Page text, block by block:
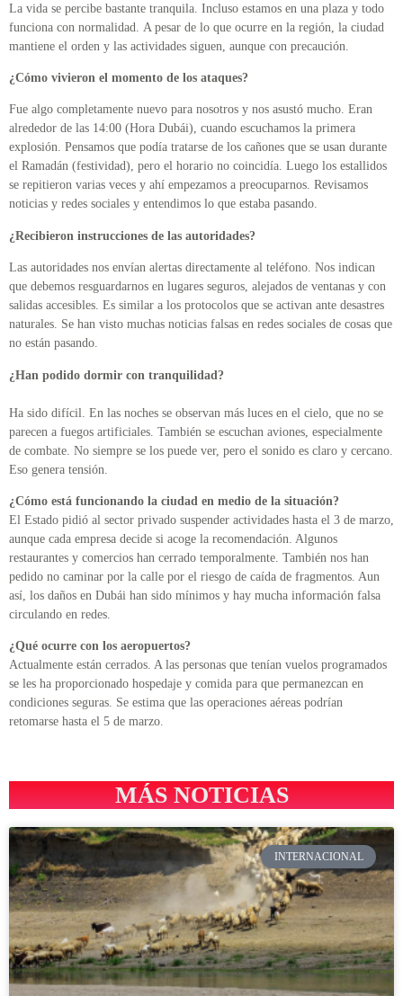
La vida se percibe bastante tranquila. Incluso estamos en una plaza y todo
funciona con normalidad. A pesar de lo que ocurre en la región, la ciudad
mantiene el orden y las actividades siguen, aunque con precaución.
¿Cómo vivieron el momento de los ataques?
Fue algo completamente nuevo para nosotros y nos asustó mucho. Eran
alrededor de las 14:00 (Hora Dubái), cuando escuchamos la primera
explosión. Pensamos que podía tratarse de los cañones que se usan durante
el Ramadán (festividad), pero el horario no coincidía. Luego los estallidos
se repitieron varias veces y ahí empezamos a preocuparnos. Revisamos
noticias y redes sociales y entendimos lo que estaba pasando.
¿Recibieron instrucciones de las autoridades?
Las autoridades nos envían alertas directamente al teléfono. Nos indican
que debemos resguardarnos en lugares seguros, alejados de ventanas y con
salidas accesibles. Es similar a los protocolos que se activan ante desastres
naturales. Se han visto muchas noticias falsas en redes sociales de cosas que
no están pasando.
¿Han podido dormir con tranquilidad?
Ha sido difícil. En las noches se observan más luces en el cielo, que no se
parecen a fuegos artificiales. También se escuchan aviones, especialmente
de combate. No siempre se los puede ver, pero el sonido es claro y cercano.
Eso genera tensión.
¿Cómo está funcionando la ciudad en medio de la situación?
El Estado pidió al sector privado suspender actividades hasta el 3 de marzo,
aunque cada empresa decide si acoge la recomendación. Algunos
restaurantes y comercios han cerrado temporalmente. También nos han
pedido no caminar por la calle por el riesgo de caída de fragmentos. Aun
así, los daños en Dubái han sido mínimos y hay mucha información falsa
circulando en redes.
¿Qué ocurre con los aeropuertos?
Actualmente están cerrados. A las personas que tenían vuelos programados
se les ha proporcionado hospedaje y comida para que permanezcan en
condiciones seguras. Se estima que las operaciones aéreas podrían
retomarse hasta el 5 de marzo.
MÁS NOTICIAS
INTERNACIONAL